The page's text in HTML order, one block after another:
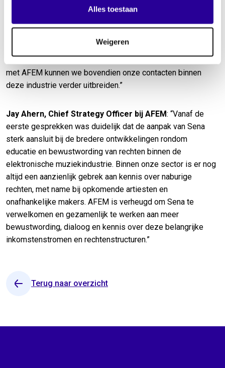
Alles toestaan
Weigeren
: “Met ons lidmaatschap van AFEM versterken we ons
internationale netwerk, zodat we kunnen bijdragen aan een
producenten. Daarbij vragen we specifiek aandacht voor het
met AFEM kunnen we bovendien onze contacten binnen
deze industrie verder uitbreiden.”
Jay Ahern, Chief Strategy Officer bij AFEM: “Vanaf de
eerste gesprekken was duidelijk dat de aanpak van Sena
sterk aansluit bij de bredere ontwikkelingen rondom
educatie en bewustwording van rechten binnen de
elektronische muziekindustrie. Binnen onze sector is er nog
altijd een aanzienlijk gebrek aan kennis over naburige
rechten, met name bij opkomende artiesten en
onafhankelijke makers. AFEM is verheugd om Sena te
verwelkomen en gezamenlijk te werken aan meer
bewustwording, dialoog en kennis over deze belangrijke
inkomstenstromen en rechtenstructuren.”
Terug naar overzicht